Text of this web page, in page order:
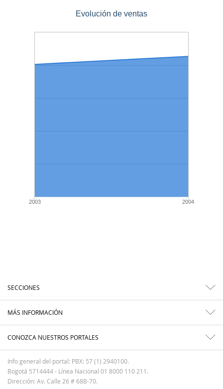
Evolución de ventas
2003 2004
SECCIONES
MÁS INFORMACIÓN
CONOZCA NUESTROS PORTALES
Info general del portal: PBX: 57 (1) 2940100.
Bogotá 5714444 - Línea Nacional 01 8000 110 211.
Dirección: Av. Calle 26 # 68B-70.